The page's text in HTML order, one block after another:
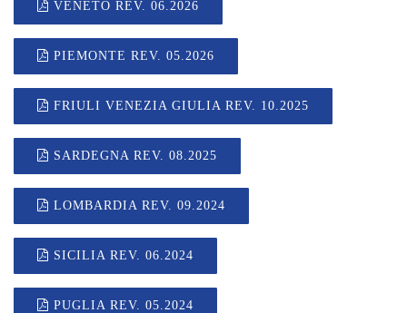
VENETO REV. 06.2026
PIEMONTE REV. 05.2026
FRIULI VENEZIA GIULIA REV. 10.2025
SARDEGNA REV. 08.2025
LOMBARDIA REV. 09.2024
SICILIA REV. 06.2024
PUGLIA REV. 05.2024